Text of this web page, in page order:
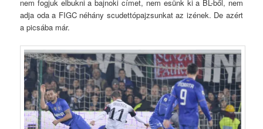
nem fogjuk elbukni a bajnoki címet, nem esünk ki a BL-ből, nem
adja oda a FIGC néhány scudettópajzsunkat az izének. De azért
a picsába már.